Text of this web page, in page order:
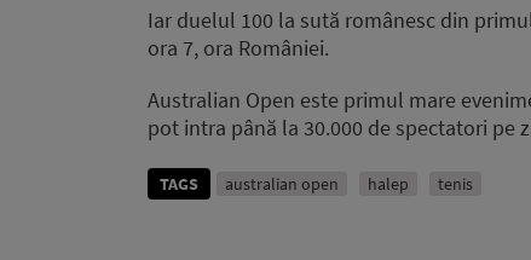
Iar duelul 100 la sută românesc din
ora 7, ora României.
Australian Open este primul mare
pot intra până la 30.000 de spectatori pe
TAGS australian open halep tenis